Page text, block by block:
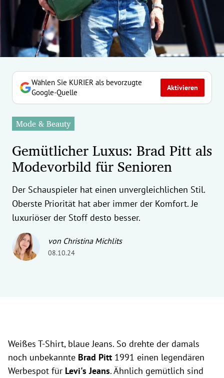
Untermenü
Untermenü
Untermenü
Untermenü
Untermenü
Untermenü
Untermenü
Untermenü
Wählen Sie KURIER als bevorzugte
Google-Quelle
Aktivieren
Mode & Beauty
Gemütlicher Luxus: Brad Pitt als
Modevorbild für Senioren
Der Schauspieler hat einen unvergleichlichen Stil.
Oberste Priorität hat aber immer der Komfort. Je
luxuriöser der Stoff desto besser.
von Christina Michlits
08.10.24
Weißes T-Shirt, blaue Jeans. So drehte der damals
noch unbekannte Brad Pitt 1991 einen legendären
Werbespot für Levi's Jeans. Ähnlich gemütlich sind